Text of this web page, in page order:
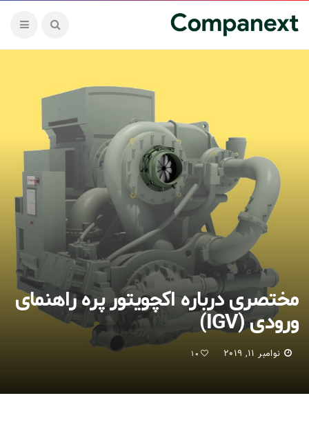
مختصری درباره اکچویتور پره راهنمای
ورودی (IGV)
نوامبر 11, 2019 10